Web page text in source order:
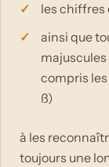
les chiffres
ainsi que
compris
ß)
à les
toujours une